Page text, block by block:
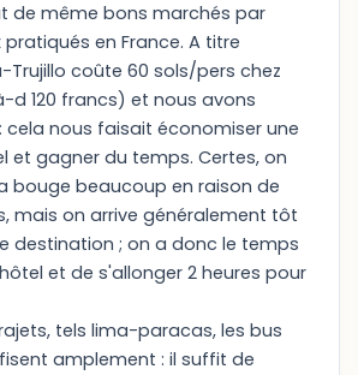
de même bons marchés par
en France. A titre
Trujillo coûte 60 sols/pers chez
d 120 francs) et nous avons
cela nous faisait économiser une
et gagner du temps. Certes, on
bouge beaucoup en raison de
mais on arrive généralement tôt
destination ; on a donc le temps
et de s'allonger 2 heures pour
tels lima-paracas, les bus
amplement : il suffit de